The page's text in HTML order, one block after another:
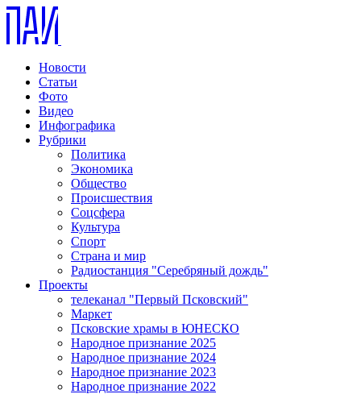
Новости
Статьи
Фото
Видео
Инфографика
Рубрики
Политика
Экономика
Общество
Происшествия
Соцсфера
Культура
Спорт
Страна и мир
Радиостанция "Серебряный дождь"
Проекты
телеканал "Первый Псковский"
Маркет
Псковские храмы в ЮНЕСКО
Народное признание 2025
Народное признание 2024
Народное признание 2023
Народное признание 2022